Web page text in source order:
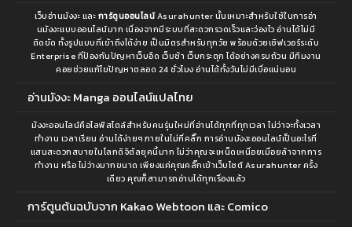
เว็บอ่านมังงะ และ การ์ตูนออนไลน์Asurahunter นั้นเหมาะสำหรับใช้ในการอ่า
นมังงะแบบออนไลน์มาก เนื่องจากมีระบบที่สะดวกรวดเร็วและว่องไว อ่านได้ไม่มี
ติดขัด ทั้งรูปแบบที่เข้าถึงได้ง่าย เป็นมิตรสำหรับทุกวัย พร้อมด้วยเซิฟเวอร์ระดับ
Enterprise ที่ป้องกันปัญหาเว็บอืด เว็บช้า เว็บกระตุก ได้อย่างครบถ้วน มีทีมงาน
คอยช่วยแก้ไขปัญหาตลอด 24 ชั่วโมง อ่านได้ทั้งวันไม่มีเบื่อแน่นอน
อ่านมังงะ Manga ออนไลน์แปลไทย
ม้งงะออนไลน์คือไลฟ์สไตล์สำหรับคนรุ่นใหม่ที่อ่านได้ทุกที่ทุกเวลา ไม่ว่าจะทั้งเวลา
ทำงาน เวลาเรียน อ่านได้ง่ายๆภายในไม่กี่คลิ๊ก การอ่านมังงะออนไลน์เป็นอะไรที่
แสนสะดวกสบายในโลกดิจิตัลยุคนี้มาก ไม่ว่าคุณจะเหน็ดเหนื่อยเมื่อยล้าจากการ
ทำงาน หรือ ไม่ว่างมากขนาด เพียงแค่คุณคลิ๊กเข้าเว็บไซต์ Asurahunter ครั้ง
เดียว คุณก็สามารถอ่านได้ทุกเรื่องแล้ว
การ์ตูนต้นฉบับจาก Kakao Webtoon และ Comico